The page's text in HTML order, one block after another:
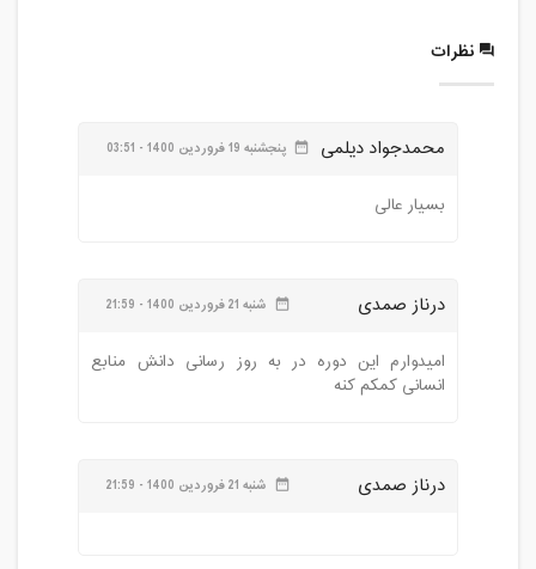
نظرات
محمدجواد دیلمی date_range پنجشنبه 19 فروردین 1400 - 03:51
بسیار عالی
درناز صمدی date_range شنبه 21 فروردین 1400 - 21:59
امیدوارم این دوره در به روز رسانی دانش منابع
انسانی کمکم کنه
درناز صمدی date_range شنبه 21 فروردین 1400 - 21:59